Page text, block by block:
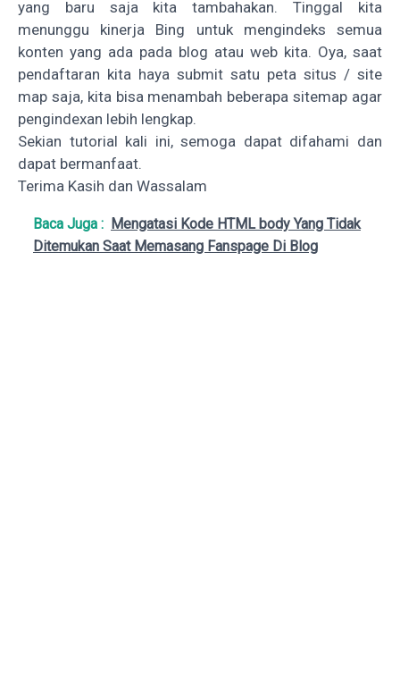
yang baru saja kita tambahakan. Tinggal kita
menunggu kinerja Bing untuk mengindeks semua
konten yang ada pada blog atau web kita. Oya, saat
pendaftaran kita haya submit satu peta situs / site
map saja, kita bisa menambah beberapa sitemap agar
pengindexan lebih lengkap.
Sekian tutorial kali ini, semoga dapat difahami dan
dapat bermanfaat.
Terima Kasih dan Wassalam
Baca Juga : Mengatasi Kode HTML body Yang Tidak
Ditemukan Saat Memasang Fanspage Di Blog